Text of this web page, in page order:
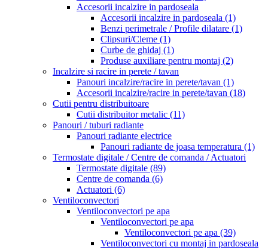
Accesorii incalzire in pardoseala
Accesorii incalzire in pardoseala (1)
Benzi perimetrale / Profile dilatare (1)
Clipsuri/Cleme (1)
Curbe de ghidaj (1)
Produse auxiliare pentru montaj (2)
Incalzire si racire in perete / tavan
Panouri incalzire/racire in perete/tavan (1)
Accesorii incalzire/racire in perete/tavan (18)
Cutii pentru distribuitoare
Cutii distribuitor metalic (11)
Panouri / tuburi radiante
Panouri radiante electrice
Panouri radiante de joasa temperatura (1)
Termostate digitale / Centre de comanda / Actuatori
Termostate digitale (89)
Centre de comanda (6)
Actuatori (6)
Ventiloconvectori
Ventiloconvectori pe apa
Ventiloconvectori pe apa
Ventiloconvectori pe apa (39)
Ventiloconvectori cu montaj in pardoseala